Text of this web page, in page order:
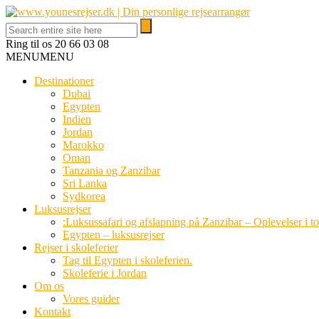
Ring til os 20 66 03 08
MENUMENU
Destinationer
Dubai
Egypten
Indien
Jordan
Marokko
Oman
Tanzania og Zanzibar
Sri Lanka
Sydkorea
Luksusrejser
:Luksussafari og afslapning på Zanzibar – Oplevelser i
Egypten – luksusrejser
Rejser i skoleferier
Tag til Egypten i skoleferien.
Skoleferie i Jordan
Om os
Vores guider
Kontakt